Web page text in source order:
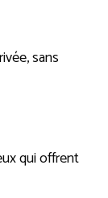
sans
qui offrent